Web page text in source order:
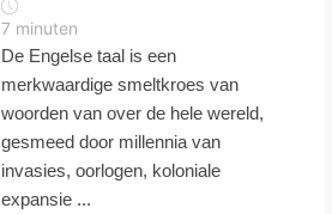
7 minuten
De Engelse taal is een
merkwaardige smeltkroes van
woorden van over de hele wereld,
gesmeed door millennia van
invasies, oorlogen, koloniale
expansie ...